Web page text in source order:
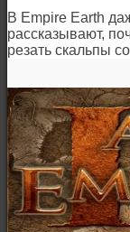
В Empire Earth
рассказывают,
резать скальпы